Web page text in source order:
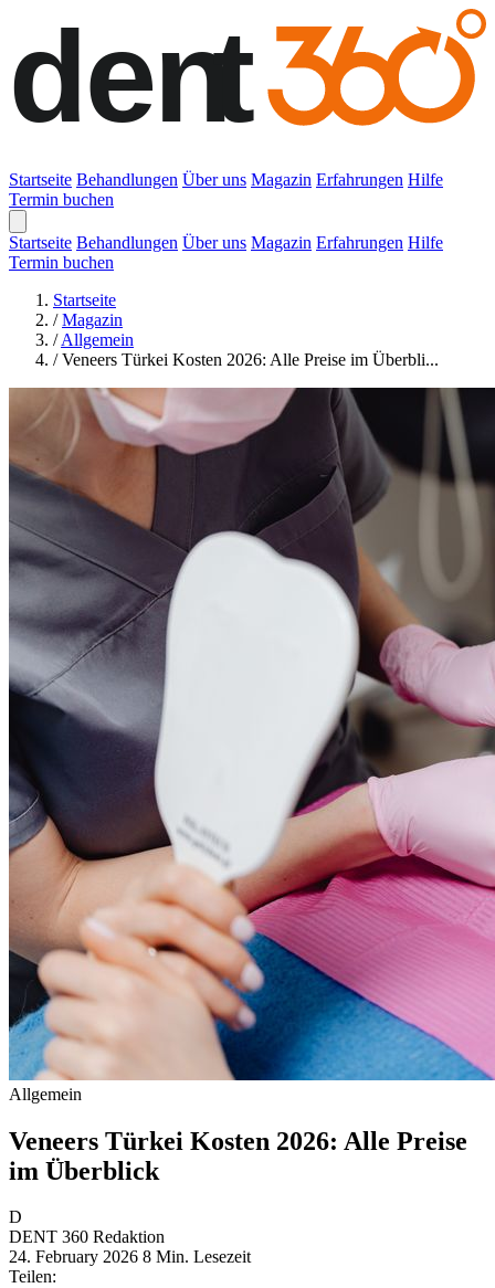
Startseite Behandlungen Über uns Magazin Erfahrungen Hilfe
Termin buchen
Startseite Behandlungen Über uns Magazin Erfahrungen Hilfe
Termin buchen
Startseite
/ Magazin
/ Allgemein
/ Veneers Türkei Kosten 2026: Alle Preise im Überbli...
Allgemein
Veneers Türkei Kosten 2026: Alle Preise
im Überblick
D
DENT 360 Redaktion
24. February 2026 8 Min. Lesezeit
Teilen: